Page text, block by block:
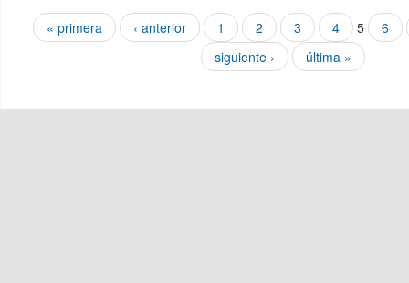
Páginas
« primera ‹ anterior 1 2 3 4 5
6
siguiente ›
última »